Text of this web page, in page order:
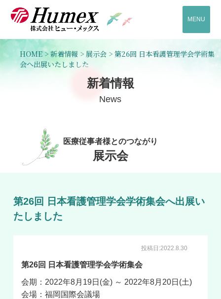
MENU
HOME> 新着情報 > 展示会 > 第26回 日本看護管理学会学術集
会へ出展いたしました
新着情報
News
医療従事者様とのつながり
展示会
第26回 日本看護管理学会学術集会へ出展い
たしました
投稿日:2022.8.30
第26回 日本看護管理学会学術集会
会期：2022年8月19日(金) ～ 2022年8月20日(土)
会場：福岡国際会議場